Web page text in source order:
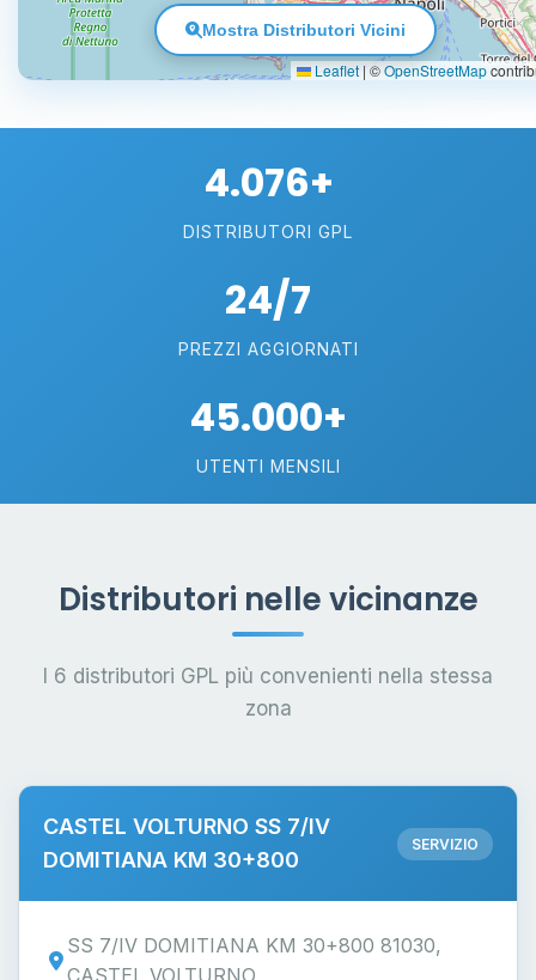
Leaflet |©OpenStreetMap
Mostra Distributori Vicini
4.076+
DISTRIBUTORI GPL
24/7
PREZZI AGGIORNATI
45.000+
UTENTI MENSILI
Distributori nelle vicinanze
I 6 distributori GPL più convenienti nella stessa
zona
CASTEL VOLTURNO SS 7/IV
DOMITIANA KM 30+800
SERVIZIO
SS 7/IV DOMITIANA KM 30+800 81030,
CASTEL VOLTURNO